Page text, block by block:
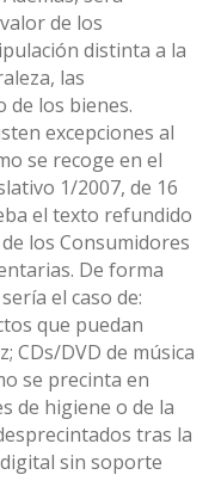
de los
distinta a la
las
de los bienes.
excepciones al
se recoge en el
1/2007, de 16
el texto refundido
los Consumidores
De forma
el caso de:
que puedan
CDs/DVD de música
se precinta en
de higiene o de la
tras la
sin soporte